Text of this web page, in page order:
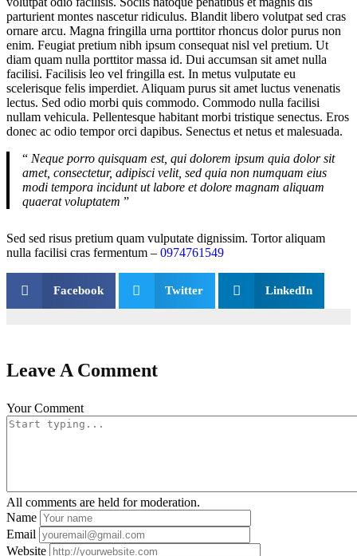
parturient montes nascetur ridiculus. Blandit libero volutpat sed cras
ornare arcu. Magna fringilla urna porttitor rhoncus dolor purus non
enim. Feugiat pretium nibh ipsum consequat nisl vel pretium. Ut
diam quam nulla porttitor massa id. Dui accumsan sit amet nulla
facilisi. Facilisis leo vel fringilla est. In metus vulputate eu
scelerisque felis imperdiet. Aliquam purus sit amet luctus venenatis
lectus. Sed odio morbi quis commodo. Commodo nulla facilisi
nullam vehicula. Pellentesque habitant morbi tristique senectus. Eros
donec ac odio tempor orci dapibus. Senectus et netus et malesuada.
“ Neque porro quisquam est, qui dolorem ipsum quia dolor sit
amet, consectetur, adipisci velit, sed quia non numquam eius
modi tempora incidunt ut labore et dolore magnam aliquam
quaerat voluptatem ”
Sed sed risus pretium quam vulputate dignissim. Tortor aliquam
nulla facilisi cras fermentum – 0974761549
Facebook Twitter LinkedIn
Leave A Comment
Your Comment
All comments are held for moderation.
Name
Email
Website